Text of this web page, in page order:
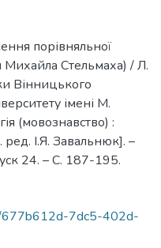
порівняльної
Михайла Стельмаха) / Л.
Вінницького
імені М.
(мовознавство) :
І.Я. Завальнюк]. –
24. – С. 187-195.
677b612d-7dc5-402d-